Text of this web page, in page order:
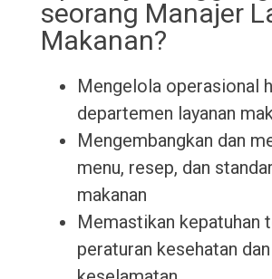
seorang Manajer
Makanan?
Mengelola operasional
departemen layanan
Mengembangkan dan
menu, resep, dan
makanan
Memastikan kepatuhan
peraturan kesehatan dan